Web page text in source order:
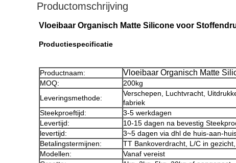
Productomschrijving
Vloeibaar Organisch Matte Silicone voor
Productiespecificatie
Productnaam: Vloeibaar Organisch Matte
MOQ:
200kg
Leveringsmethode:
Verschepen, Luchtvracht,
fabriek
Steekproeftijd:
3-5 werkdagen
Levertijd:
10-15 dagen na bevestig
levertijd:
3~5 dagen via dhl de huis-aan-
Betalingstermijnen:
TT Bankoverdracht, L/C in
Modellen:
Vanaf vereist